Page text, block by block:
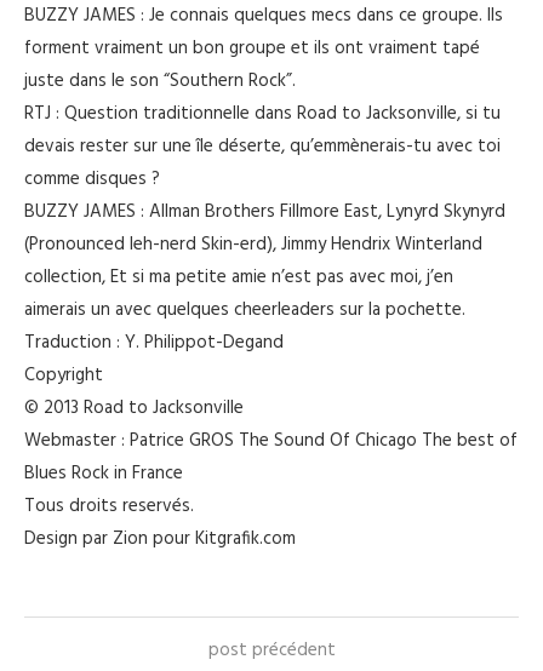
BUZZY JAMES : Je connais quelques mecs dans ce groupe. Ils
forment vraiment un bon groupe et ils ont vraiment tapé
juste dans le son “Southern Rock”.
RTJ : Question traditionnelle dans Road to Jacksonville, si tu
devais rester sur une île déserte, qu’emmènerais-tu avec toi
comme disques ?
BUZZY JAMES : Allman Brothers Fillmore East, Lynyrd Skynyrd
(Pronounced leh-nerd Skin-erd), Jimmy Hendrix Winterland
collection, Et si ma petite amie n’est pas avec moi, j’en
aimerais un avec quelques cheerleaders sur la pochette.
Traduction : Y. Philippot-Degand
Copyright
© 2013 Road to Jacksonville
Webmaster : Patrice GROS The Sound Of Chicago The best of
Blues Rock in France
Tous droits reservés.
Design par Zion pour Kitgrafik.com
post précédent